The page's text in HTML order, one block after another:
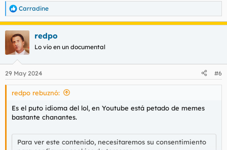
R
e
a
c
c
i
e
s
Carradine
redpo
Lo vio en un documental
29 May 2024 #6
redpo rebuznó:
Es el puto idioma del lol, en Youtube está petado de memes
bastante chanantes.
Para ver este contenido, necesitaremos su consentimiento